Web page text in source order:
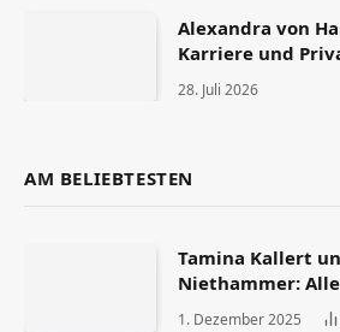
Alexandra von
Karriere und
28. Juli 2026
AM BELIEBTESTEN
Tamina Kallert
Niethammer:
Scheidung und
1. Dezember 2025